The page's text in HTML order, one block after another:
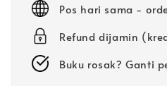
Pos hari sama -
Refund dijamin
Buku rosak? Ganti